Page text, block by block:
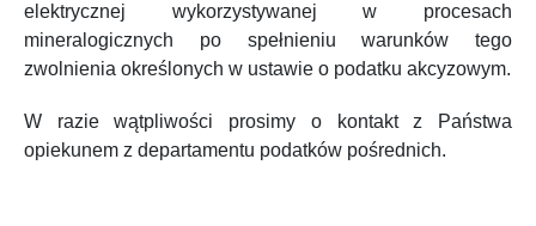
elektrycznej wykorzystywanej w procesach
mineralogicznych po spełnieniu warunków tego
zwolnienia określonych w ustawie o podatku akcyzowym.
W razie wątpliwości prosimy o kontakt z Państwa
opiekunem z departamentu podatków pośrednich.